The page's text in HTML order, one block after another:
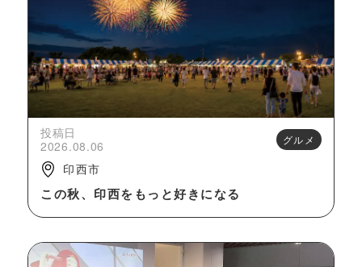
投稿日
2026.08.06
グルメ
印西市
この秋、印西をもっと好きになる